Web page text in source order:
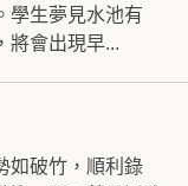
學生夢見水池有
將會出現早...
如破竹，順利錄